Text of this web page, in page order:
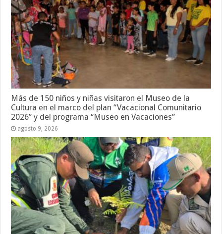
Más de 150 niños y niñas visitaron el Museo de la
Cultura en el marco del plan “Vacacional Comunitario
2026” y del programa “Museo en Vacaciones”
agosto 9, 2026